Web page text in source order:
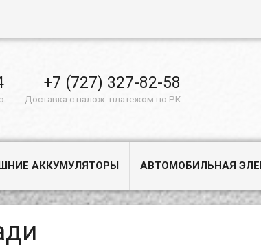
+7 (727) 327-82-58
Доставка с налож. платежом по РК
АККУМУЛЯТОРЫ АВТОМОБИЛЬНАЯ